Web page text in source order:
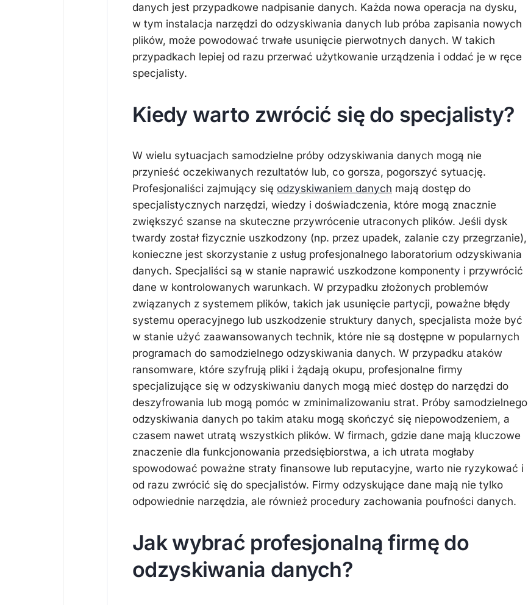
danych jest przypadkowe nadpisanie danych. Każda nowa operacja na dysku,
w tym instalacja narzędzi do odzyskiwania danych lub próba zapisania nowych
plików, może powodować trwałe usunięcie pierwotnych danych. W takich
przypadkach lepiej od razu przerwać użytkowanie urządzenia i oddać je w ręce
specjalisty.
Kiedy warto zwrócić się do specjalisty?
W wielu sytuacjach samodzielne próby odzyskiwania danych mogą nie
przynieść oczekiwanych rezultatów lub, co gorsza, pogorszyć sytuację.
Profesjonaliści zajmujący się odzyskiwaniem danych mają dostęp do
specjalistycznych narzędzi, wiedzy i doświadczenia, które mogą znacznie
zwiększyć szanse na skuteczne przywrócenie utraconych plików. Jeśli dysk
twardy został fizycznie uszkodzony (np. przez upadek, zalanie czy przegrzanie),
konieczne jest skorzystanie z usług profesjonalnego laboratorium odzyskiwania
danych. Specjaliści są w stanie naprawić uszkodzone komponenty i przywrócić
dane w kontrolowanych warunkach. W przypadku złożonych problemów
związanych z systemem plików, takich jak usunięcie partycji, poważne błędy
systemu operacyjnego lub uszkodzenie struktury danych, specjalista może być
w stanie użyć zaawansowanych technik, które nie są dostępne w popularnych
programach do samodzielnego odzyskiwania danych. W przypadku ataków
ransomware, które szyfrują pliki i żądają okupu, profesjonalne firmy
specjalizujące się w odzyskiwaniu danych mogą mieć dostęp do narzędzi do
deszyfrowania lub mogą pomóc w zminimalizowaniu strat. Próby samodzielnego
odzyskiwania danych po takim ataku mogą skończyć się niepowodzeniem, a
czasem nawet utratą wszystkich plików. W firmach, gdzie dane mają kluczowe
znaczenie dla funkcjonowania przedsiębiorstwa, a ich utrata mogłaby
spowodować poważne straty finansowe lub reputacyjne, warto nie ryzykować i
od razu zwrócić się do specjalistów. Firmy odzyskujące dane mają nie tylko
odpowiednie narzędzia, ale również procedury zachowania poufności danych.
Jak wybrać profesjonalną firmę do
odzyskiwania danych?